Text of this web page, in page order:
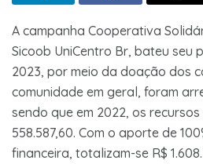
A campanha Cooperativa
Sicoob UniCentro Br, bateu seu
2023, por meio da doação dos
comunidade em geral, foram
sendo que em 2022, os
558.587,60. Com o aporte de
financeira, totalizam-se R$